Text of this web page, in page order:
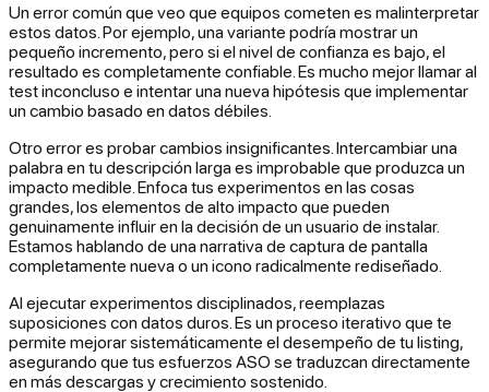
Un error común que veo que equipos cometen es malinterpretar
estos datos. Por ejemplo, una variante podría mostrar un
pequeño incremento, pero si el nivel de confianza es bajo, el
resultado es completamente confiable. Es mucho mejor llamar al
test inconcluso e intentar una nueva hipótesis que implementar
un cambio basado en datos débiles.
Otro error es probar cambios insignificantes. Intercambiar una
palabra en tu descripción larga es improbable que produzca un
impacto medible. Enfoca tus experimentos en las cosas
grandes, los elementos de alto impacto que pueden
genuinamente influir en la decisión de un usuario de instalar.
Estamos hablando de una narrativa de captura de pantalla
completamente nueva o un icono radicalmente rediseñado.
Al ejecutar experimentos disciplinados, reemplazas
suposiciones con datos duros. Es un proceso iterativo que te
permite mejorar sistemáticamente el desempeño de tu listing,
asegurando que tus esfuerzos ASO se traduzcan directamente
en más descargas y crecimiento sostenido.